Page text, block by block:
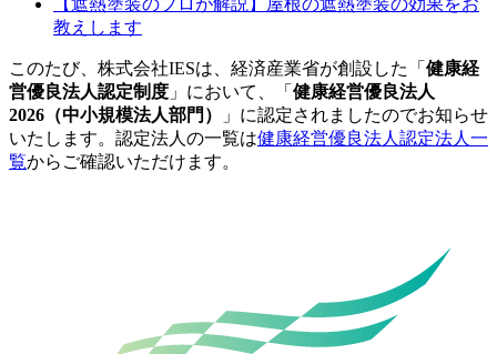
【遮熱塗装のプロが解説】屋根の遮熱塗装の効果をお
教えします
このたび、株式会社IESは、経済産業省が創設した「 健康経
営優良法人認定制度 」において、「 健康経営優良法人
2026（中小規模法人部門）
」に認定されましたのでお知らせ
いたします。認定法人の一覧は健康経営優良法人認定法人一
覧からご確認いただけます。